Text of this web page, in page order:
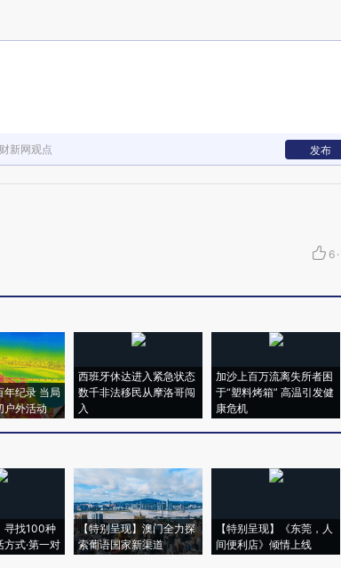
新网观点 发布
6 ·
年纪录 当局
户外活动
西班牙休达进入紧急状态
数千非法移民从摩洛哥闯
入
加沙上百万流离失所者困
于“塑料烤箱” 高温引发健
康危机
寻找100种
式·第一对
【特别呈现】澳门全力探
索葡语国家新渠道
【特别呈现】《东莞，人
间便利店》倾情上线